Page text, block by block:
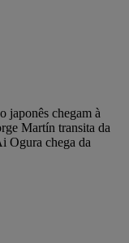
japonês chegam à
Martín transita da
Ogura chega da